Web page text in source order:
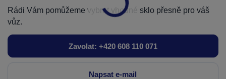
Rádi Vám pomůžeme vybrat vhodné sklo přesně pro váš
vůz.
Zavolat: +420 608 110 071
Napsat e-mail